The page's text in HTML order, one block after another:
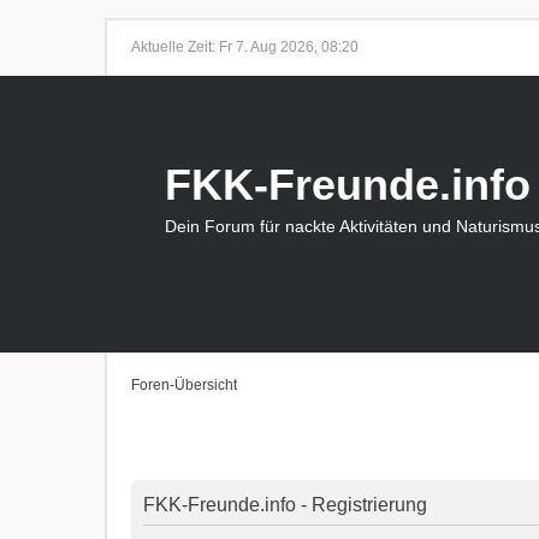
Aktuelle Zeit: Fr 7. Aug 2026, 08:20
FKK-Freunde.info
Dein Forum für nackte Aktivitäten und
Foren-Übersicht
FKK-Freunde.info - Registrierung